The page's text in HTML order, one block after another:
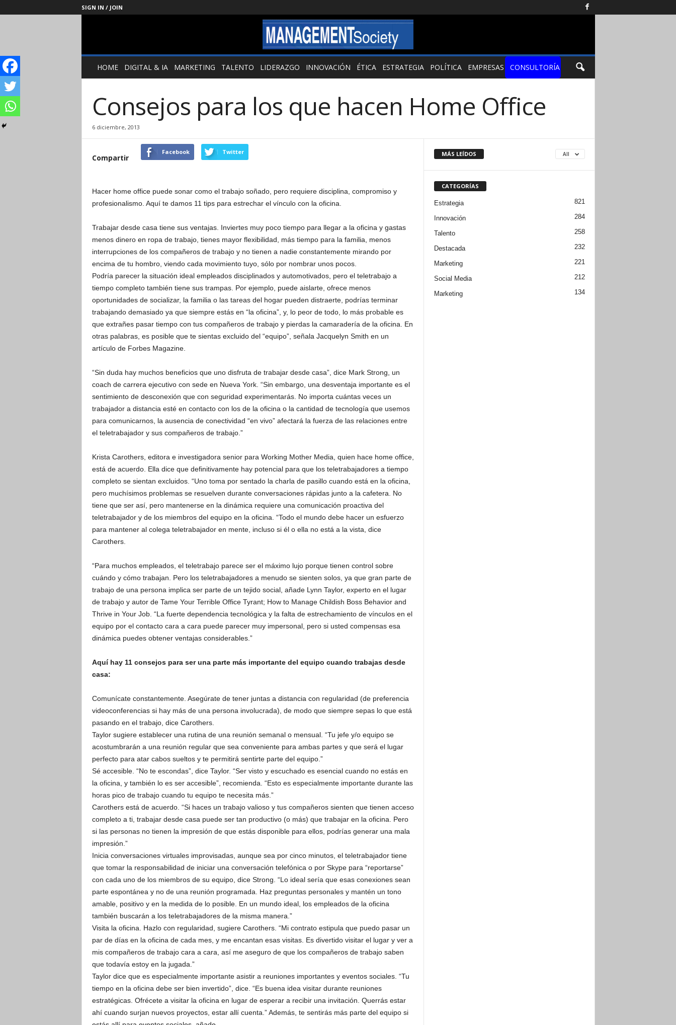
SIGN IN / JOIN
Management
SocietyHOME DIGITAL & IA MARKETING TALENTO LIDERAZGO INNOVACIÓN ÉTICA ESTRATEGIA POLÍTICA EMPRESAS CONSULTORÍA
Consejos para los que hacen Home Office
6 diciembre, 2013
Compartir
Facebook Twitter
Hacer home office puede sonar como el trabajo soñado, pero requiere disciplina, compromiso y
profesionalismo. Aquí te damos 11 tips para estrechar el vínculo con la oficina.
Trabajar desde casa tiene sus ventajas. Inviertes muy poco tiempo para llegar a la oficina y gastas
menos dinero en ropa de trabajo, tienes mayor flexibilidad, más tiempo para la familia, menos
interrupciones de los compañeros de trabajo y no tienen a nadie constantemente mirando por
encima de tu hombro, viendo cada movimiento tuyo, sólo por nombrar unos pocos.
Podría parecer la situación ideal empleados disciplinados y automotivados, pero el teletrabajo a
tiempo completo también tiene sus trampas. Por ejemplo, puede aislarte, ofrece menos
oportunidades de socializar, la familia o las tareas del hogar pueden distraerte, podrías terminar
trabajando demasiado ya que siempre estás en “la oficina”, y, lo peor de todo, lo más probable es
que extrañes pasar tiempo con tus compañeros de trabajo y pierdas la camaradería de la oficina. En
otras palabras, es posible que te sientas excluido del “equipo”, señala Jacquelyn Smith en un
artículo de Forbes Magazine.
“Sin duda hay muchos beneficios que uno disfruta de trabajar desde casa”, dice Mark Strong, un
coach de carrera ejecutivo con sede en Nueva York. “Sin embargo, una desventaja importante es el
sentimiento de desconexión que con seguridad experimentarás. No importa cuántas veces un
trabajador a distancia esté en contacto con los de la oficina o la cantidad de tecnología que usemos
para comunicarnos, la ausencia de conectividad “en vivo” afectará la fuerza de las relaciones entre
el teletrabajador y sus compañeros de trabajo.”
Krista Carothers, editora e investigadora senior para Working Mother Media, quien hace home office,
está de acuerdo. Ella dice que definitivamente hay potencial para que los teletrabajadores a tiempo
completo se sientan excluidos. “Uno toma por sentado la charla de pasillo cuando está en la oficina,
pero muchísimos problemas se resuelven durante conversaciones rápidas junto a la cafetera. No
tiene que ser así, pero mantenerse en la dinámica requiere una comunicación proactiva del
teletrabajador y de los miembros del equipo en la oficina. “Todo el mundo debe hacer un esfuerzo
para mantener al colega teletrabajador en mente, incluso si él o ella no está a la vista, dice
Carothers.
“Para muchos empleados, el teletrabajo parece ser el máximo lujo porque tienen control sobre
cuándo y cómo trabajan. Pero los teletrabajadores a menudo se sienten solos, ya que gran parte de
trabajo de una persona implica ser parte de un tejido social, añade Lynn Taylor, experto en el lugar
de trabajo y autor de Tame Your Terrible Office Tyrant; How to Manage Childish Boss Behavior and
Thrive in Your Job. “La fuerte dependencia tecnológica y la falta de estrechamiento de vínculos en el
equipo por el contacto cara a cara puede parecer muy impersonal, pero si usted compensas esa
dinámica puedes obtener ventajas considerables.”
Aquí hay 11 consejos para ser una parte más importante del equipo cuando trabajas desde
casa:
Comunícate constantemente. Asegúrate de tener juntas a distancia con regularidad (de preferencia
videoconferencias si hay más de una persona involucrada), de modo que siempre sepas lo que está
pasando en el trabajo, dice Carothers.
Taylor sugiere establecer una rutina de una reunión semanal o mensual. “Tu jefe y/o equipo se
acostumbrarán a una reunión regular que sea conveniente para ambas partes y que será el lugar
perfecto para atar cabos sueltos y te permitirá sentirte parte del equipo.”
Sé accesible. “No te escondas”, dice Taylor. “Ser visto y escuchado es esencial cuando no estás en
la oficina, y también lo es ser accesible”, recomienda. “Esto es especialmente importante durante las
horas pico de trabajo cuando tu equipo te necesita más.”
Carothers está de acuerdo. “Si haces un trabajo valioso y tus compañeros sienten que tienen acceso
completo a ti, trabajar desde casa puede ser tan productivo (o más) que trabajar en la oficina. Pero
si las personas no tienen la impresión de que estás disponible para ellos, podrías generar una mala
impresión.”
Inicia conversaciones virtuales improvisadas, aunque sea por cinco minutos, el teletrabajador tiene
que tomar la responsabilidad de iniciar una conversación telefónica o por Skype para “reportarse”
con cada uno de los miembros de su equipo, dice Strong. “Lo ideal sería que esas conexiones sean
parte espontánea y no de una reunión programada. Haz preguntas personales y mantén un tono
amable, positivo y en la medida de lo posible. En un mundo ideal, los empleados de la oficina
también buscarán a los teletrabajadores de la misma manera.”
Visita la oficina. Hazlo con regularidad, sugiere Carothers. “Mi contrato estipula que puedo pasar un
par de días en la oficina de cada mes, y me encantan esas visitas. Es divertido visitar el lugar y ver a
mis compañeros de trabajo cara a cara, así me aseguro de que los compañeros de trabajo saben
que todavía estoy en la jugada.”
Taylor dice que es especialmente importante asistir a reuniones importantes y eventos sociales. “Tu
tiempo en la oficina debe ser bien invertido”, dice. “Es buena idea visitar durante reuniones
estratégicas. Ofrécete a visitar la oficina en lugar de esperar a recibir una invitación. Querrás estar
ahí cuando surjan nuevos proyectos, estar allí cuenta.” Además, te sentirás más parte del equipo si
MÁS LEÍDOS All
CATEGORÍAS
Estrategia 821
Innovación 284
Talento 258
Destacada 232
Marketing 221
Social Media 212
Marketing 134